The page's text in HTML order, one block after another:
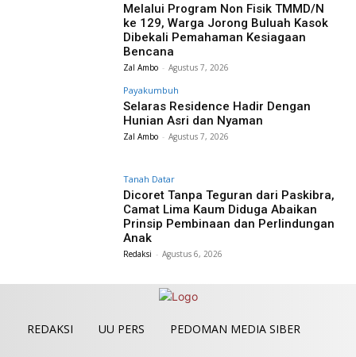
Melalui Program Non Fisik TMMD/N
ke 129, Warga Jorong Buluah Kasok
Dibekali Pemahaman Kesiagaan
Bencana
Zal Ambo - Agustus 7, 2026
Payakumbuh
Selaras Residence Hadir Dengan
Hunian Asri dan Nyaman
Zal Ambo - Agustus 7, 2026
Tanah Datar
Dicoret Tanpa Teguran dari Paskibra,
Camat Lima Kaum Diduga Abaikan
Prinsip Pembinaan dan Perlindungan
Anak
Redaksi - Agustus 6, 2026
REDAKSI UU PERS PEDOMAN MEDIA SIBER